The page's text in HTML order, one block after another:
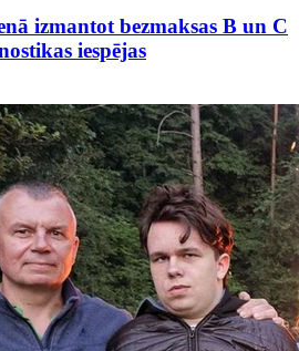
izmantot bezmaksas B un C
iespējas